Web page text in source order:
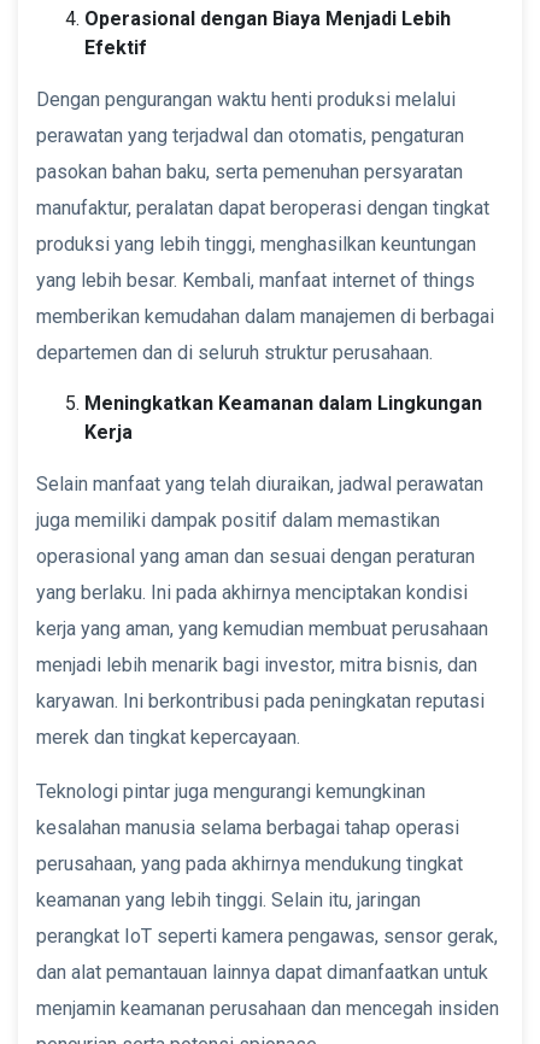
Operasional dengan Biaya Menjadi Lebih
Efektif
Dengan pengurangan waktu henti produksi melalui
perawatan yang terjadwal dan otomatis, pengaturan
pasokan bahan baku, serta pemenuhan persyaratan
manufaktur, peralatan dapat beroperasi dengan tingkat
produksi yang lebih tinggi, menghasilkan keuntungan
yang lebih besar. Kembali, manfaat internet of things
memberikan kemudahan dalam manajemen di berbagai
departemen dan di seluruh struktur perusahaan.
Meningkatkan Keamanan dalam Lingkungan
Kerja
Selain manfaat yang telah diuraikan, jadwal perawatan
juga memiliki dampak positif dalam memastikan
operasional yang aman dan sesuai dengan peraturan
yang berlaku. Ini pada akhirnya menciptakan kondisi
kerja yang aman, yang kemudian membuat perusahaan
menjadi lebih menarik bagi investor, mitra bisnis, dan
karyawan. Ini berkontribusi pada peningkatan reputasi
merek dan tingkat kepercayaan.
Teknologi pintar juga mengurangi kemungkinan
kesalahan manusia selama berbagai tahap operasi
perusahaan, yang pada akhirnya mendukung tingkat
keamanan yang lebih tinggi. Selain itu, jaringan
perangkat IoT seperti kamera pengawas, sensor gerak,
dan alat pemantauan lainnya dapat dimanfaatkan untuk
menjamin keamanan perusahaan dan mencegah insiden